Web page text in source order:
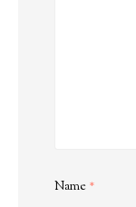
Name *